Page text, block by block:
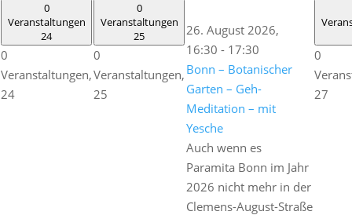
0
Veranstaltungen
24
0
Veranstaltungen,
24
0
Veranstaltungen
25
0
Veranstaltungen,
25
26. August 2026,
16:30 - 17:30
Bonn – Botanischer
Garten – Geh-
Meditation – mit
Yesche
Auch wenn es
Paramita Bonn im Jahr
2026 nicht mehr in der
Clemens-August-Straße
0
27